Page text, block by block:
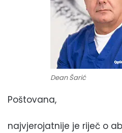
Dean Šarić
Poštovana,
najvjerojatnije je riječ o